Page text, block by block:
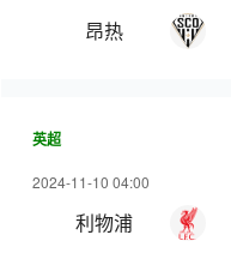
昂热
英超
2024-11-10 04:00
利物浦